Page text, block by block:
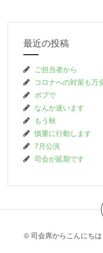
最近の投稿
ご担当者から
コロナへの対策も万
ボブで
なんか迷います
もう秋
慎重に行動します
7月公演
司会が延期です
© 司会席からこんにちは